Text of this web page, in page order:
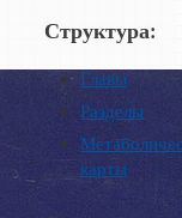
Структура:
Главы
Разделы
карты